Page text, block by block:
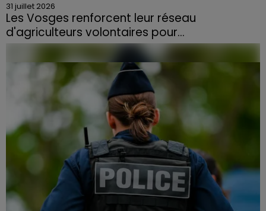
31 juillet 2026
Les Vosges renforcent leur réseau
d'agriculteurs volontaires pour...
Face à la sécheresse et aux risques de départs de feu,
la Chambre d'agriculture des Vosges a lancé un appel
aux agriculteurs volontaires pour venir en aide...